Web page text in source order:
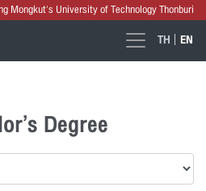
Mongkut's University of Technology Thonburi
TH EN
Degree